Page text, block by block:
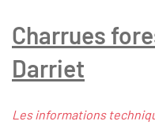
Charrues
Darriet
Les informations